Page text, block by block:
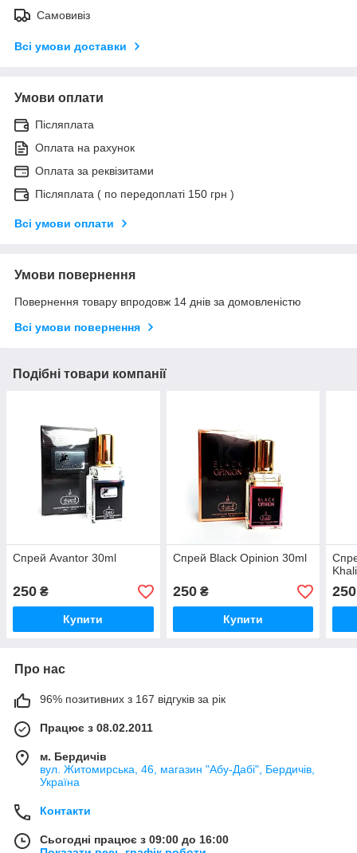
Самовивіз
Всі умови доставки
Умови оплати
Післяплата
Оплата на рахунок
Оплата за реквізитами
Післяплата ( по передоплаті 150 грн )
Всі умови оплати
Умови повернення
Повернення товару впродовж 14 днів за домовленістю
Всі умови повернення
Подібні товари компанії
Спрей Avantor 30ml
250 ₴
Купити
Спрей Black Opinion 30ml
250₴
Купити
250
Про нас
96% позитивних з 167 відгуків за рік
Працює з 08.02.2011
м. Бердичів
вул. Житомирська, 46, магазин "Абу-Дабі", Бердичів,
Україна
Контакти
Сьогодні працює з 09:00 до 16:00